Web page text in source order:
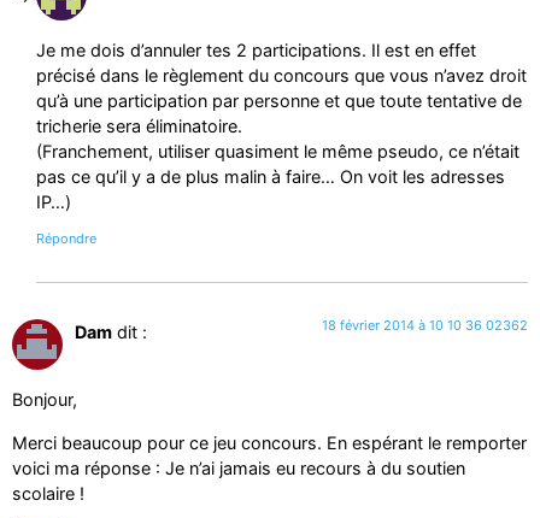
Je me dois d’annuler tes 2 participations. Il est en effet
précisé dans le règlement du concours que vous n’avez droit
qu’à une participation par personne et que toute tentative de
tricherie sera éliminatoire.
(Franchement, utiliser quasiment le même pseudo, ce n’était
pas ce qu’il y a de plus malin à faire… On voit les adresses
IP…)
Répondre
Dam dit : 18 février 2014 à 10 10 36 02362
Bonjour,
Merci beaucoup pour ce jeu concours. En espérant le remporter
voici ma réponse : Je n’ai jamais eu recours à du soutien
scolaire !